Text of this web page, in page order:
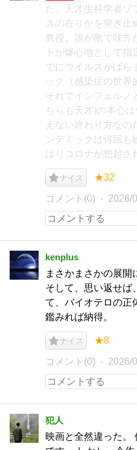
た。天才生科学者ゾ
スの在りかを突き止
教授。誰が敵で味方
トが爆心地として指
でにウイルスがばら
ック（感染症の世界
それでインフェルノ
ちらも天才)の本心
えない終わり方なの
ンデミックは何回も
はりコロナが想起さ
ナイス ★32
コメント(0) 2026/
kenplus
まさかまさかの展開
そして、思い返せば
て、バイオテロの正
鑑みれば納得。
ナイス ★8
コメント(0) 2026/
犯人
映画と全然違った。